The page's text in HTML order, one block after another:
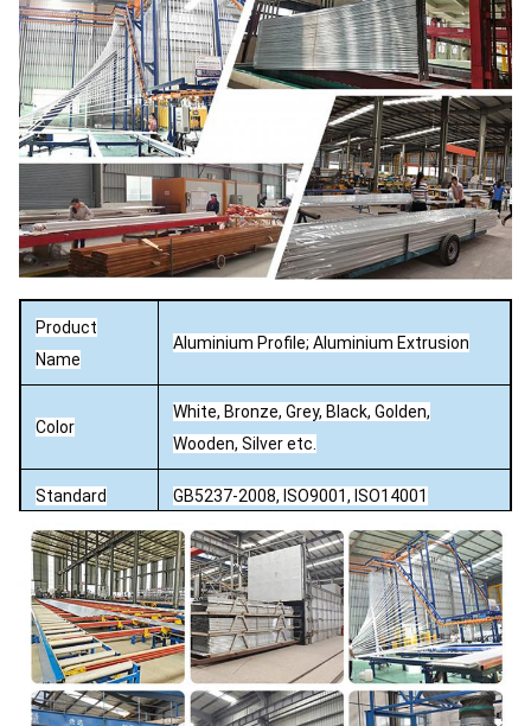
Product
Name
Aluminium Profile; Aluminium Extrusion
Color
White, Bronze, Grey, Black, Golden,
Wooden, Silver etc.
Standard GB5237-2008, ISO9001, ISO14001
Capacity 5000 ton per month
Surface
Finish
Mill / Anodizing (oxidation) / Sand blasting
/ Powder Coating / Electrophoresis /
PVDFCoating / Wood effect.